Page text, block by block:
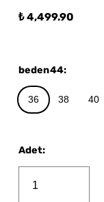
₺ 4,499.90
beden44:
36 38 40
Adet: